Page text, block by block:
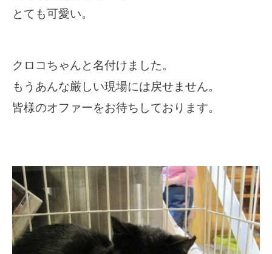
とても可愛い。
クロコちゃんと名付けました。
もうあんな厳しい現場には戻せません。
皆様のオファーをお待ちしております。